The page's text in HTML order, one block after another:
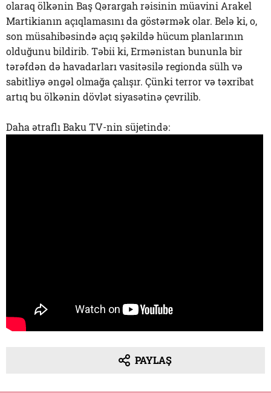
olaraq ölkənin Baş Qərargah rəisinin müavini Arakel
Martikianın açıqlamasını da göstərmək olar. Belə ki, o,
son müsahibəsində açıq şəkildə hücum planlarının
olduğunu bildirib. Təbii ki, Ermənistan bununla bir
tərəfdən də havadarları vasitəsilə regionda sülh və
sabitliyə əngəl olmağa çalışır. Çünki terror və təxribat
artıq bu ölkənin dövlət siyasətinə çevrilib.
Daha ətraflı Baku TV-nin süjetində:
PAYLAŞ